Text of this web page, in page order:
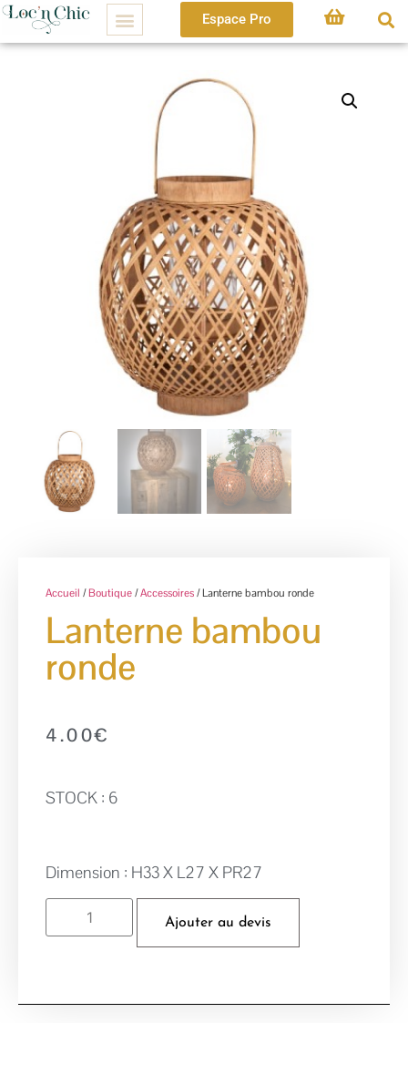
Espace Pro
Accueil /Boutique/Accessoires/ Lanterne bambou ronde
Lanterne bambou
ronde
4.00€
STOCK : 6
Dimension : H33 X L27 X PR27
Ajouter au devis